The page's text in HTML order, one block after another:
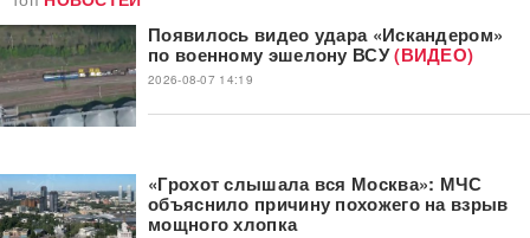
Появилось видео удара «Искандером»
по военному эшелону ВСУ(ВИДЕО)
2026-08-07 14:19
«Грохот слышала вся Москва»: МЧС
объяснило причину похожего на взрыв
мощного хлопка